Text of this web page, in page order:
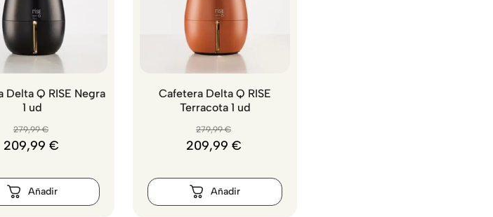
Delta Q RISE Negra
1 ud
279,99 €
209,99 €
Cafetera Delta Q RISE
Terracota 1 ud
279,99 €
209,99 €